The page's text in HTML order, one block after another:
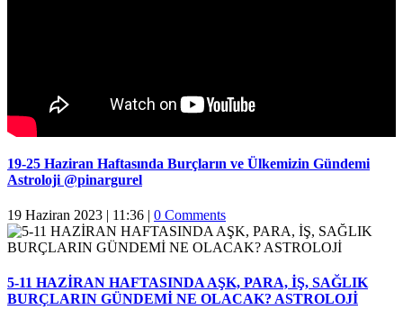
19-25 Haziran Haftasında Burçların ve Ülkemizin Gündemi
Astroloji @pinargurel
19 Haziran 2023 | 11:36 | 0 Comments
5-11 HAZİRAN HAFTASINDA AŞK, PARA, İŞ, SAĞLIK
BURÇLARIN GÜNDEMİ NE OLACAK? ASTROLOJİ